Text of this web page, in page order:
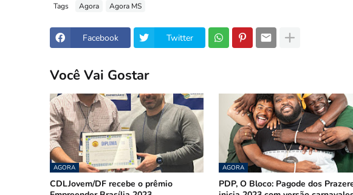
Tags Agora Agora MS
Facebook Twitter
Você Vai Gostar
AGORA
CDLJovem/DF recebe o prêmio
AGORA
PDP, O Bloco: Pagode dos